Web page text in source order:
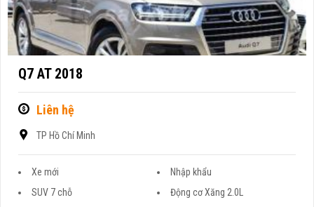
Q7 AT 2018
Liên hệ
TP Hồ Chí Minh
Xe mới
Nhập khẩu
SUV 7 chỗ
Động cơ Xăng 2.0L